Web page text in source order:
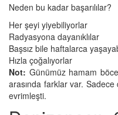
Neden bu kadar başarılılar?
Her şeyi yiyebiliyorlar
Radyasyona dayanıklılar
Başsız bile haftalarca
Hızla çoğalıyorlar
Not: Günümüz hamam
arasında farklar var.
evrimleşti.